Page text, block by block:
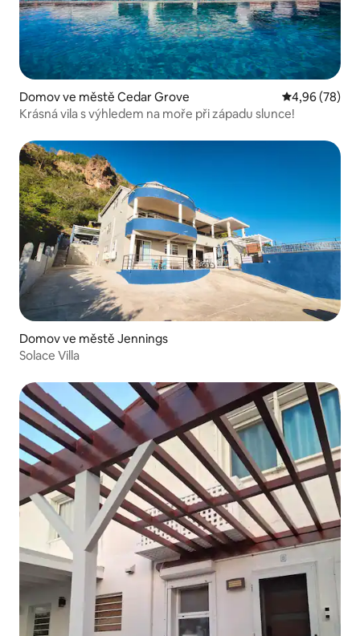
Domov ve městě Cedar Grove Průměrné
4,96 (78)
Krásná vila s výhledem na moře při západu slunce!
Domov ve městě Jennings
Solace Villa